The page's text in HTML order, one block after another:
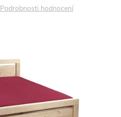
Podrobnosti hodnocení